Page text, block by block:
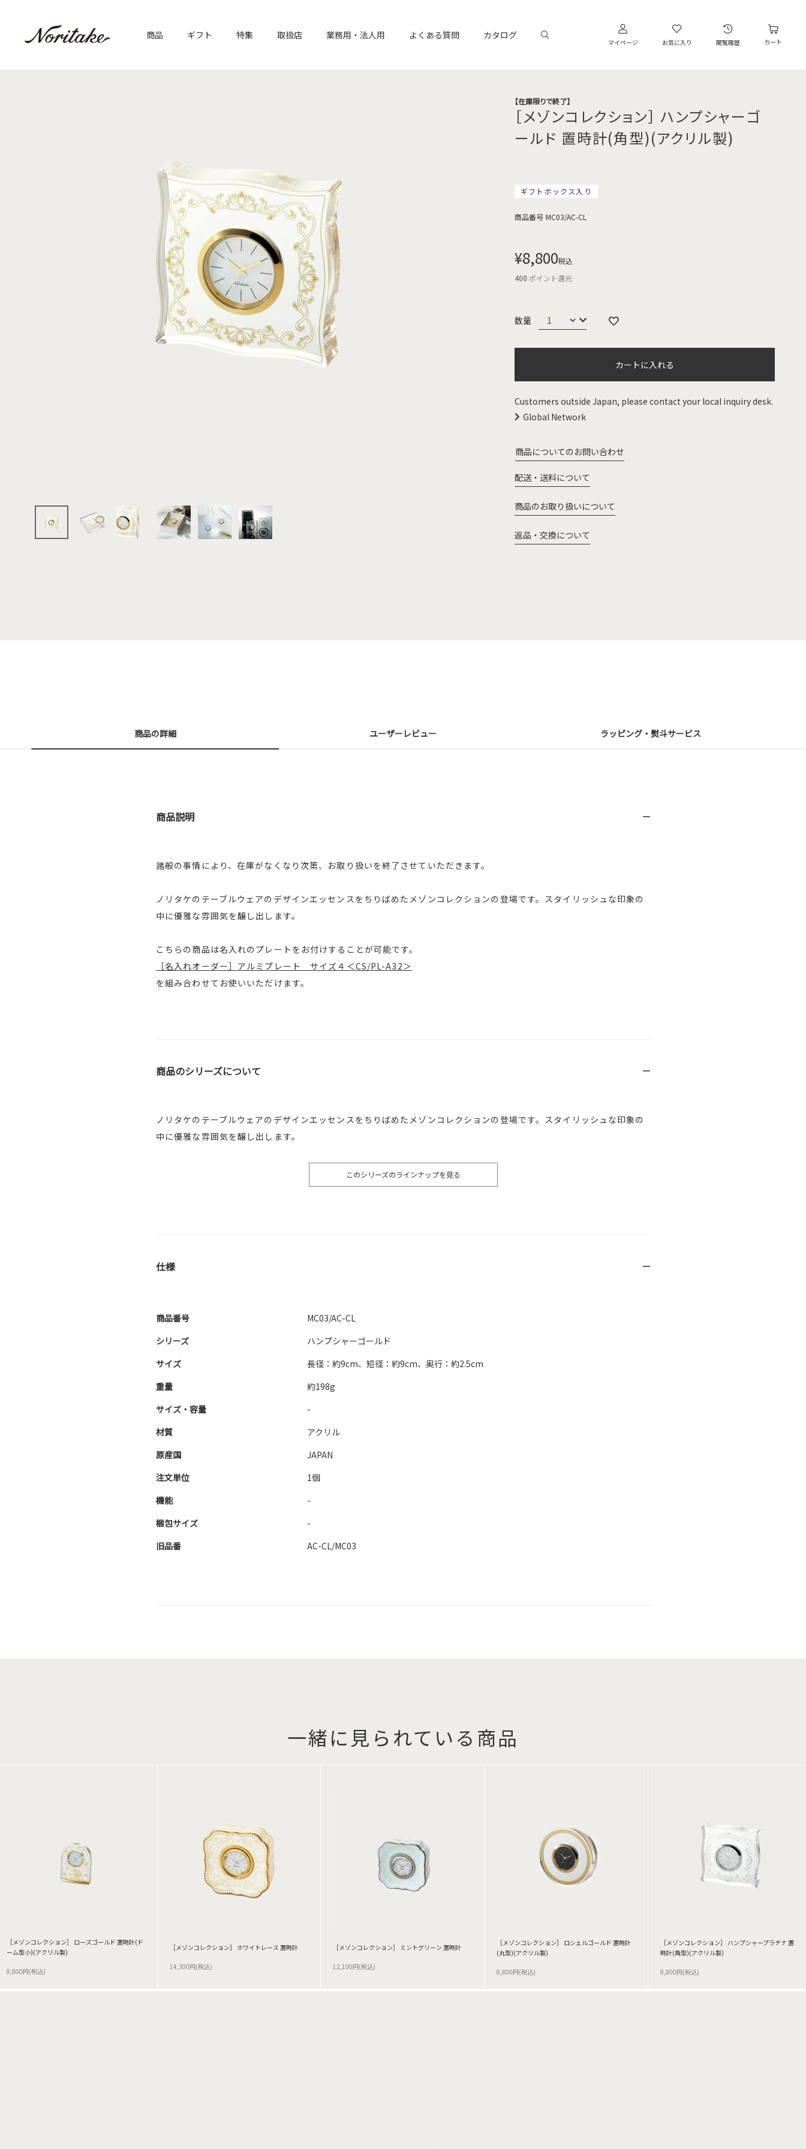
商品 ギフト 特集 取扱店 業務用・法人用 よくある質問 カタログ
マイページ お気に入り 閲覧履歴 カート
【在庫限りで終了】
［メゾンコレクション］ ハンプシャーゴ
ールド 置時計(角型)(アクリル製)
ギフトボックス入り
商品番号 MC03/AC-CL
¥8,800税込
400ポイント還元
カートに入れる
Customers outside Japan, please contact your local inquiry desk.
Global Network
商品についてのお問い合わせ
配送・送料について
商品のお取り扱いについて
返品・交換について
商品の詳細 ユーザーレビュー ラッピング・熨斗サービス
商品説明
諸般の事情により、在庫がなくなり次第、お取り扱いを終了させていただきます。
ノリタケのテーブルウェアのデザインエッセンスをちりばめたメゾンコレクションの登場です。スタイリッシュな印象の
中に優雅な雰囲気を醸し出します。
こちらの商品は名入れのプレートをお付けすることが可能です。
［名入れオーダー］アルミプレート サイズ４＜CS/PL-A32＞
を組み合わせてお使いいただけます。
商品のシリーズについて
ノリタケのテーブルウェアのデザインエッセンスをちりばめたメゾンコレクションの登場です。スタイリッシュな印象の
中に優雅な雰囲気を醸し出します。
このシリーズのラインナップを見る
仕様
商品番号
MC03/AC-CL
シリーズ
ハンプシャーゴールド
サイズ
長径：約9cm、短径：約9cm、奥行：約2.5cm
重量
約198g
サイズ・容量
-
材質
アクリル
原産国
JAPAN
注文単位
1個
機能
-
梱包サイズ
-
旧品番
AC-CL/MC03
一緒に見られている商品
［メゾンコレクション］ ローズゴールド 置時計(ド
ーム型小)(アクリル製)
8,800円(税込)
［メゾンコレクション］ ホワイトレース 置時計
14,300円(税込)
［メゾンコレクション］ ミントグリーン 置時計
12,100円(税込)
［メゾンコレクション］ ロシェルゴールド 置時計
(丸型)(アクリル製)
8,800円(税込)
［メゾンコレクション］ ハンプシャープラチナ 置
時計(角型)(アクリル製)
8,800円(税込)